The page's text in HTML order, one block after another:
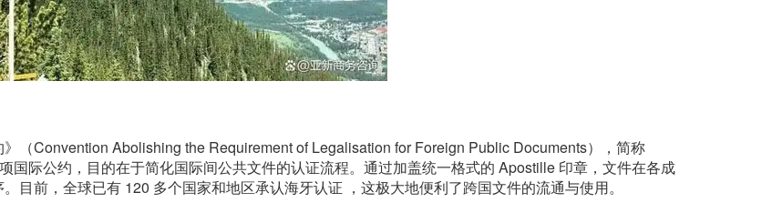
（Convention Abolishing the Requirement of Legalisation for Foreign Public Documents），简称
国际公约，目的在于简化国际间公共文件的认证流程。通过加盖统一格式的 Apostille 印章，文件在各成
目前，全球已有 120 多个国家和地区承认海牙认证 ，这极大地便利了跨国文件的流通与使用。